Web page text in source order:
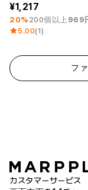
1,217
20% 200個以上 969
5.00(1)
フ
カスタマーサービス